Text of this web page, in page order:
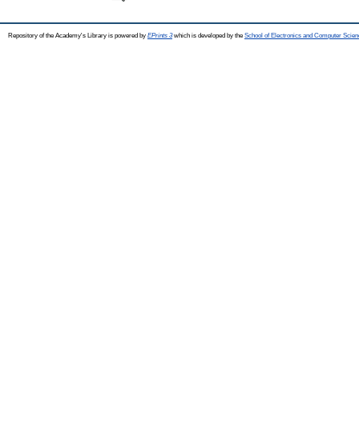
Repository of the Academy's Library is powered by EPrints 3which is developed by the School of Electronics and Computer